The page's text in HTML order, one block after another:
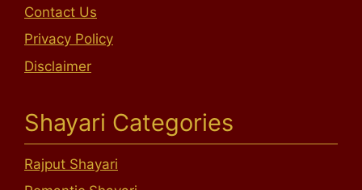
Contact Us
Privacy Policy
Disclaimer
Shayari Categories
Rajput Shayari